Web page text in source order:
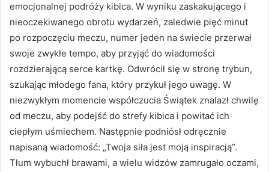
emocjonalnej podróży kibica. W wyniku zaskakującego i
nieoczekiwanego obrotu wydarzeń, zaledwie pięć minut
po rozpoczęciu meczu, numer jeden na świecie przerwał
swoje zwykłe tempo, aby przyjąć do wiadomości
rozdzierającą serce kartkę. Odwrócił się w stronę trybun,
szukając młodego fana, który przykuł jego uwagę. W
niezwykłym momencie współczucia Świątek znalazł chwilę
od meczu, aby podejść do strefy kibica i powitać ich
ciepłym uśmiechem. Następnie podniósł odręcznie
napisaną wiadomość: „Twoja siła jest moją inspiracją”.
Tłum wybuchł brawami, a wielu widzów zamrugało oczami,